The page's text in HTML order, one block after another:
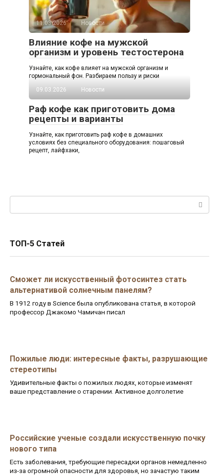
11.03.2026 Новости
Влияние кофе на мужской
организм и уровень тестостерона
Узнайте, как кофе влияет на мужской организм и
гормональный фон. Разбираем пользу и риски
09.03.2026
Новости
Раф кофе как приготовить дома
рецепты и варианты
Узнайте, как приготовить раф кофе в домашних
условиях без специального оборудования: пошаговый
рецепт, лайфхаки,
ТОП-5 Статей
Сможет ли искусственный фотосинтез стать
альтернативой солнечным панелям?
В 1912 году в Science была опубликована статья, в которой
профессор Джакомо Чамичан писал
Пожилые люди: интересные факты, разрушающие
стереотипы
Удивительные факты о пожилых людях, которые изменят
ваше представление о старении. Активное долголетие
Российские ученые создали искусственную почку
нового типа
Есть заболевания, требующие пересадки органов немедленно
из-за огромной опасности для здоровья, но зачастую таким